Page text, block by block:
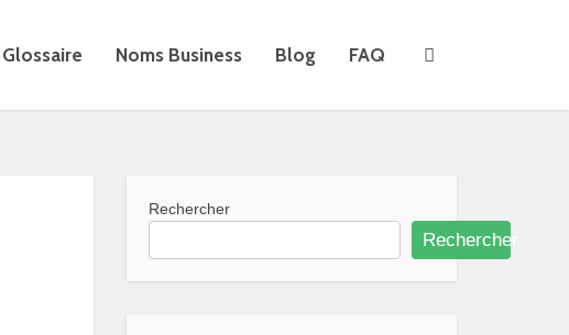
Glossaire Noms Business Blog FAQ
Rechercher
Rechercher